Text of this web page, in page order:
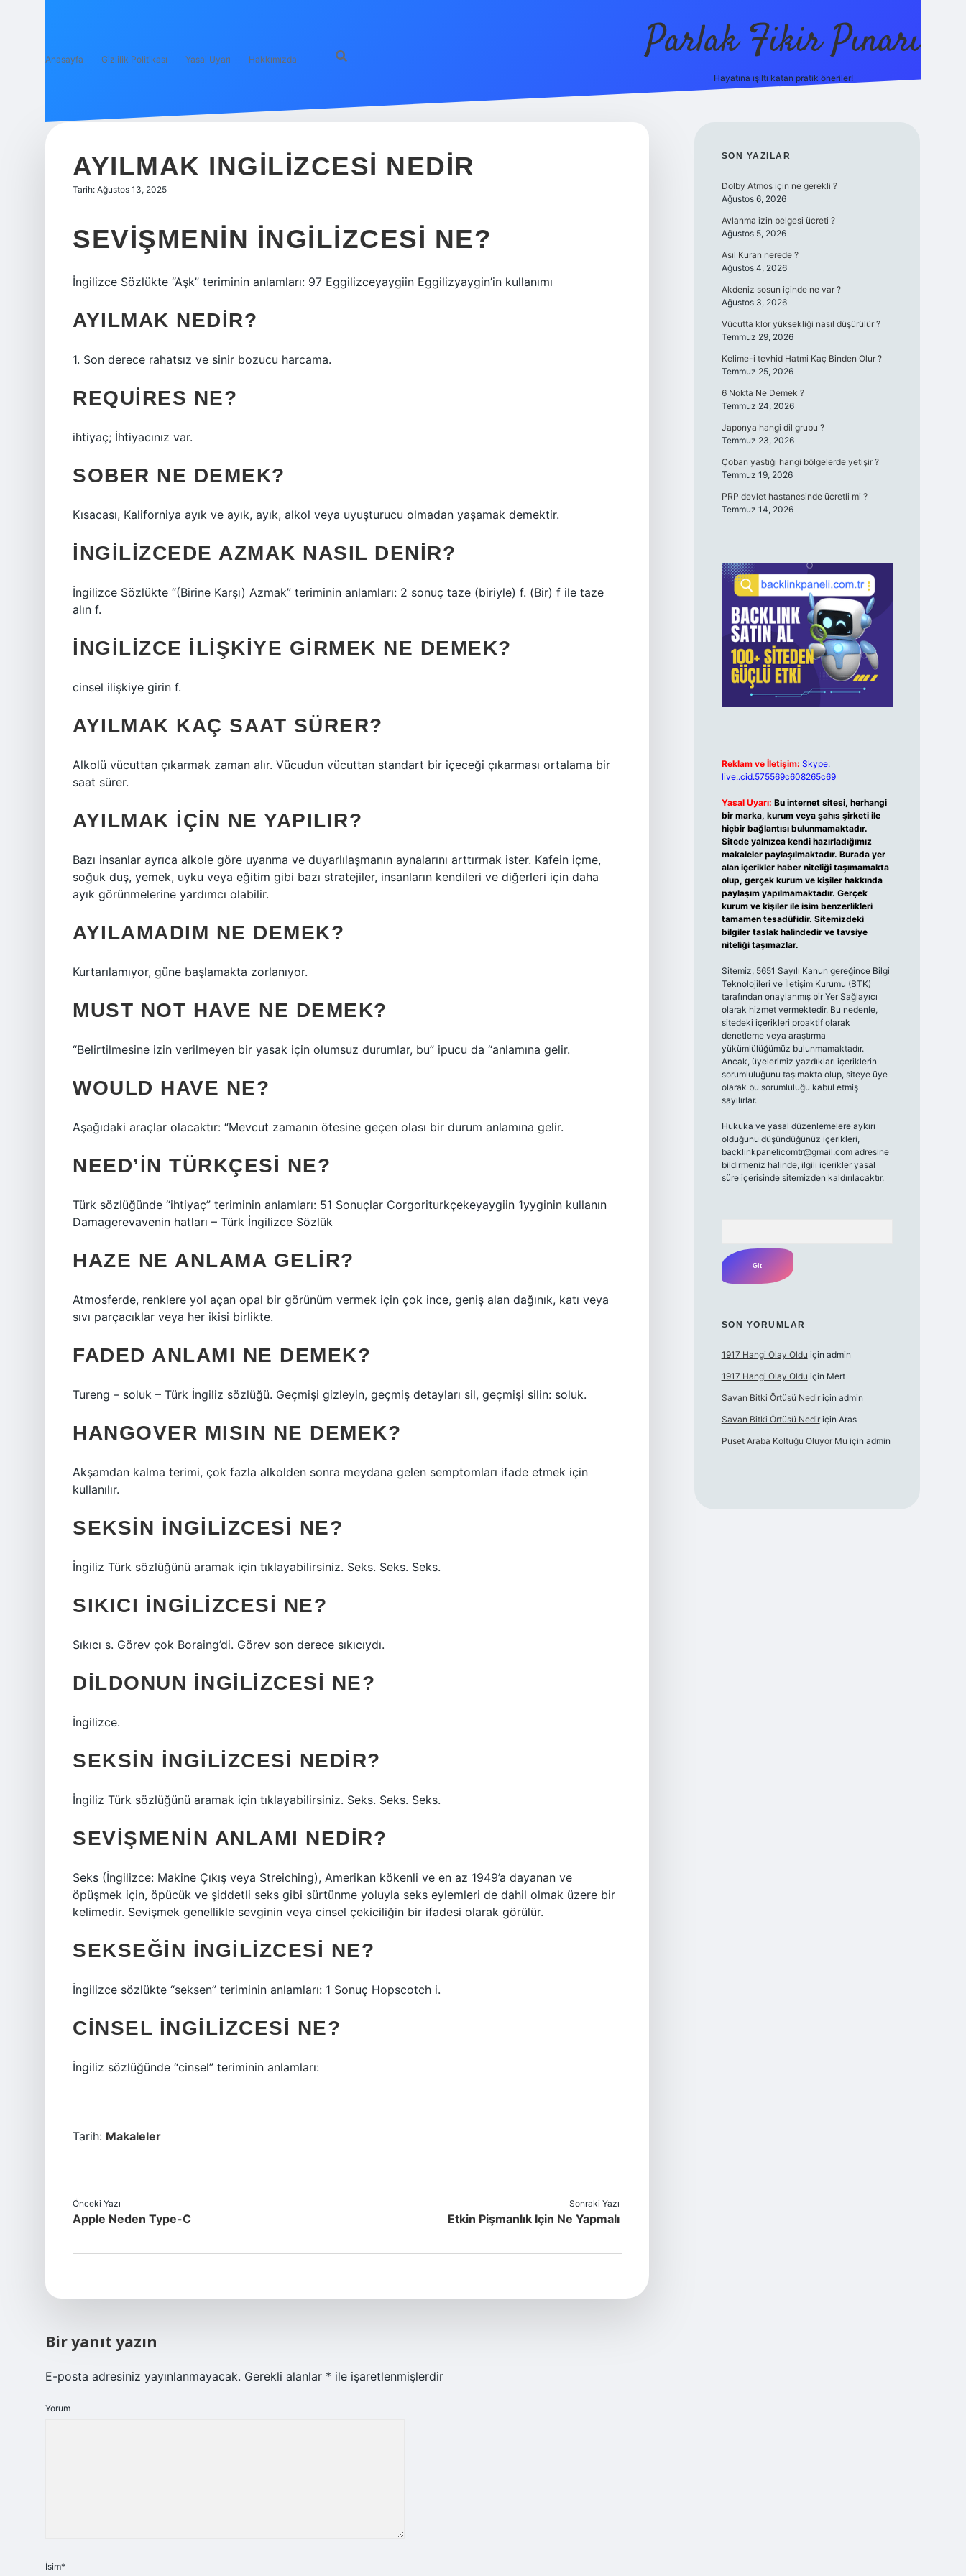
Anasayfa Gizlilik Politikası Yasal Uyarı Hakkımızda Parlak Fikir Pınarı
Hayatına ışıltı katan pratik öneriler!
AYILMAK INGILIZCESI NEDIR
Tarih: Ağustos 13, 2025
SEVIŞMENIN İNGILIZCESI NE?
İngilizce Sözlükte “Aşk” teriminin anlamları: 97 Eggilizceyaygiin Eggilizyaygin’in kullanımı
AYILMAK NEDIR?
1. Son derece rahatsız ve sinir bozucu harcama.
REQUIRES NE?
ihtiyaç; İhtiyacınız var.
SOBER NE DEMEK?
Kısacası, Kaliforniya ayık ve ayık, ayık, alkol veya uyuşturucu olmadan yaşamak demektir.
İNGILIZCEDE AZMAK NASIL DENIR?
İngilizce Sözlükte “(Birine Karşı) Azmak” teriminin anlamları: 2 sonuç taze (biriyle) f. (Bir) f ile taze
alın f.
İNGILIZCE ILIŞKIYE GIRMEK NE DEMEK?
cinsel ilişkiye girin f.
AYILMAK KAÇ SAAT SÜRER?
Alkolü vücuttan çıkarmak zaman alır. Vücudun vücuttan standart bir içeceği çıkarması ortalama bir
saat sürer.
AYILMAK IÇIN NE YAPILIR?
Bazı insanlar ayrıca alkole göre uyanma ve duyarlılaşmanın aynalarını arttırmak ister. Kafein içme,
soğuk duş, yemek, uyku veya eğitim gibi bazı stratejiler, insanların kendileri ve diğerleri için daha
ayık görünmelerine yardımcı olabilir.
AYILAMADIM NE DEMEK?
Kurtarılamıyor, güne başlamakta zorlanıyor.
MUST NOT HAVE NE DEMEK?
“Belirtilmesine izin verilmeyen bir yasak için olumsuz durumlar, bu” ipucu da “anlamına gelir.
WOULD HAVE NE?
Aşağıdaki araçlar olacaktır: “Mevcut zamanın ötesine geçen olası bir durum anlamına gelir.
NEED’IN TÜRKÇESI NE?
Türk sözlüğünde “ihtiyaç” teriminin anlamları: 51 Sonuçlar Corgoriturkçekeyaygiin 1yyginin kullanın
Damagerevavenin hatları – Türk İngilizce Sözlük
HAZE NE ANLAMA GELIR?
Atmosferde, renklere yol açan opal bir görünüm vermek için çok ince, geniş alan dağınık, katı veya
sıvı parçacıklar veya her ikisi birlikte.
FADED ANLAMI NE DEMEK?
Tureng – soluk – Türk İngiliz sözlüğü. Geçmişi gizleyin, geçmiş detayları sil, geçmişi silin: soluk.
HANGOVER MISIN NE DEMEK?
Akşamdan kalma terimi, çok fazla alkolden sonra meydana gelen semptomları ifade etmek için
kullanılır.
SEKSIN İNGILIZCESI NE?
İngiliz Türk sözlüğünü aramak için tıklayabilirsiniz. Seks. Seks. Seks.
SIKICI INGILIZCESI NE?
Sıkıcı s. Görev çok Boraing’di. Görev son derece sıkıcıydı.
DILDONUN İNGILIZCESI NE?
İngilizce.
SEKSIN İNGILIZCESI NEDIR?
İngiliz Türk sözlüğünü aramak için tıklayabilirsiniz. Seks. Seks. Seks.
SEVIŞMENIN ANLAMI NEDIR?
Seks (İngilizce: Makine Çıkış veya Streiching), Amerikan kökenli ve en az 1949’a dayanan ve
öpüşmek için, öpücük ve şiddetli seks gibi sürtünme yoluyla seks eylemleri de dahil olmak üzere bir
kelimedir. Sevişmek genellikle sevginin veya cinsel çekiciliğin bir ifadesi olarak görülür.
SEKSEĞIN İNGILIZCESI NE?
İngilizce sözlükte “seksen” teriminin anlamları: 1 Sonuç Hopscotch i.
CINSEL INGILIZCESI NE?
İngiliz sözlüğünde “cinsel” teriminin anlamları:
Tarih: Makaleler
Önceki Yazı
Apple Neden Type-C
Sonraki Yazı
Etkin Pişmanlık Için Ne Yapmalı
Bir yanıt yazın
E-posta adresiniz yayınlanmayacak. Gerekli alanlar * ile işaretlenmişlerdir
Yorum
İsim*
SIDEBAR
SON YAZILAR
Dolby Atmos için ne gerekli ?
Ağustos 6, 2026
Avlanma izin belgesi ücreti ?
Ağustos 5, 2026
Asıl Kuran nerede ?
Ağustos 4, 2026
Akdeniz sosun içinde ne var ?
Ağustos 3, 2026
Vücutta klor yüksekliği nasıl düşürülür ?
Temmuz 29, 2026
Kelime-i tevhid Hatmi Kaç Binden Olur ?
Temmuz 25, 2026
6 Nokta Ne Demek ?
Temmuz 24, 2026
Japonya hangi dil grubu ?
Temmuz 23, 2026
Çoban yastığı hangi bölgelerde yetişir ?
Temmuz 19, 2026
PRP devlet hastanesinde ücretli mi ?
Temmuz 14, 2026
Reklam ve İletişim: Skype:
live:.cid.575569c608265c69
Yasal Uyarı: Bu internet sitesi, herhangi
bir marka, kurum veya şahıs şirketi ile
hiçbir bağlantısı bulunmamaktadır.
Sitede yalnızca kendi hazırladığımız
makaleler paylaşılmaktadır. Burada yer
alan içerikler haber niteliği taşımamakta
olup, gerçek kurum ve kişiler hakkında
paylaşım yapılmamaktadır. Gerçek
kurum ve kişiler ile isim benzerlikleri
tamamen tesadüfidir. Sitemizdeki
bilgiler taslak halindedir ve tavsiye
niteliği taşımazlar.
Sitemiz, 5651 Sayılı Kanun gereğince Bilgi
Teknolojileri ve İletişim Kurumu (BTK)
tarafından onaylanmış bir Yer Sağlayıcı
olarak hizmet vermektedir. Bu nedenle,
sitedeki içerikleri proaktif olarak
denetleme veya araştırma
yükümlülüğümüz bulunmamaktadır.
Ancak, üyelerimiz yazdıkları içeriklerin
sorumluluğunu taşımakta olup, siteye üye
olarak bu sorumluluğu kabul etmiş
sayılırlar.
Hukuka ve yasal düzenlemelere aykırı
olduğunu düşündüğünüz içerikleri,
backlinkpanelicomtr@gmail.comadresine
bildirmeniz halinde, ilgili içerikler yasal
süre içerisinde sitemizden kaldırılacaktır.
SON YORUMLAR
1917 Hangi Olay Oldu için admin
1917 Hangi Olay Oldu için Mert
Savan Bitki Örtüsü Nediriçin admin
Savan Bitki Örtüsü Nediriçin Aras
Puset Araba Koltuğu Oluyor Mu için admin